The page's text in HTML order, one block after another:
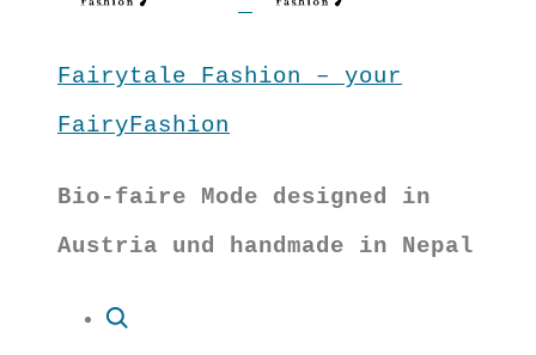
Fairytale Fashion – your
FairyFashion
Bio-faire Mode designed in
Austria und handmade in Nepal